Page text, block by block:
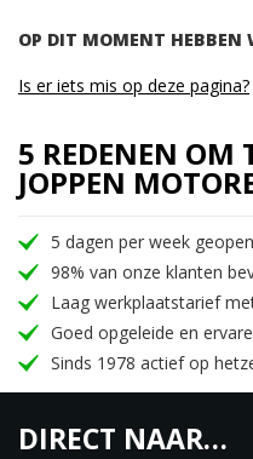
OP DIT MOMENT HEBBEN
Is er iets mis op deze pagina?
5 REDENEN OM
JOPPEN
5 dagen per week
98% van onze klanten
Laag werkplaatstarief
Goed opgeleide en
Sinds 1978 actief op
DIRECT NAAR…